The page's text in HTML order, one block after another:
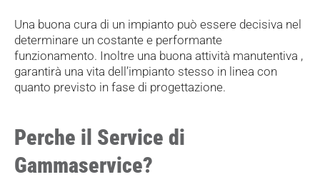
Una buona cura di un impianto può essere decisiva nel
determinare un costante e performante
funzionamento. Inoltre una buona attività manutentiva ,
garantirà una vita dell’impianto stesso in linea con
quanto previsto in fase di progettazione.
Perche il Service di
Gammaservice?